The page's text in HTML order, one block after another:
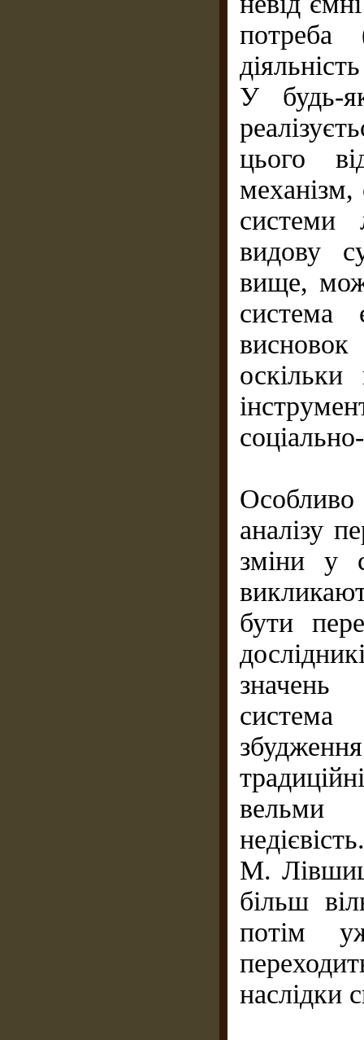
потреба
У будь-
цього
механізм,
системи
видову
вище,
система
висновок
Особливо
аналізу
зміни у
бути
значень
вельми
М.
бiльш
потiм
наслiдки